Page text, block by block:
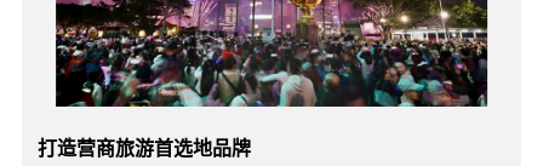
打造营商旅游首选地品牌